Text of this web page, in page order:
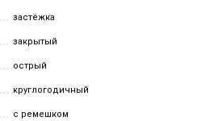
застёжка
закрытый
острый
круглогодичный
с ремешком